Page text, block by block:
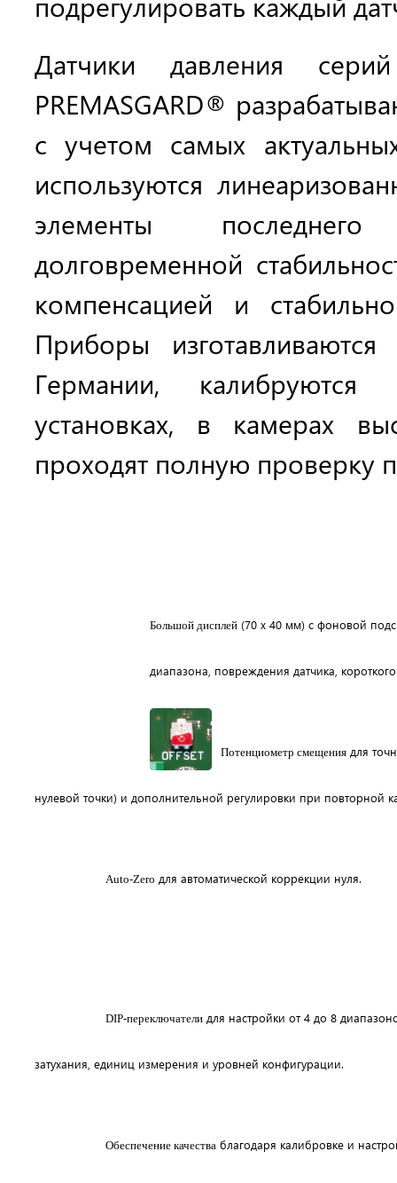
Датчики давления
PREMASGARD®
с учетом самых
используются
элементы
долговременной
компенсацией и
Приборы
Германии, калибруются
установках, в камерах
проходят полную проверку
Большой дисплей (70 x 40 мм) с фоновой
диапазона, повреждения датчика,
Потенциометр смещения для
нулевой точки) и дополнительной регулировки при повторной
Auto-Zero для автоматической коррекции нуля.
DIP-переключатели для настройки от 4 до 8
затухания, единиц измерения и уровней конфигурации.
Обеспечение качества благодаря калибровке и